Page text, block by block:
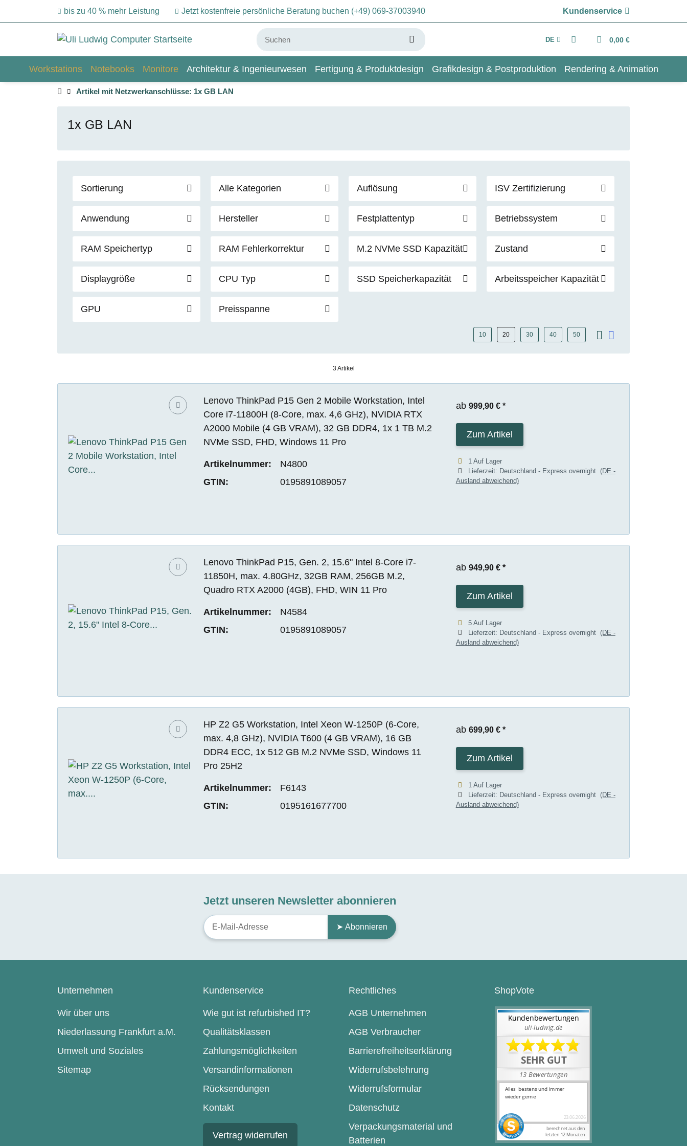
bis zu 40 % mehr Leistung Jetzt kostenfreie persönliche Beratung buchen (+49) 069-37003940 Kundenservice
DE 0,00 €
Workstations Notebooks Monitore Architektur & Ingenieurwesen Fertigung & Produktdesign Grafikdesign & Postproduktion Rendering & Animation
Artikel mit Netzwerkanschlüsse: 1x GB LAN
1x GB LAN
Sortierung Alle Kategorien Auflösung ISV Zertifizierung
Anwendung Hersteller Festplattentyp Betriebssystem
RAM Speichertyp RAM Fehlerkorrektur M.2 NVMe SSD Kapazität Zustand
Displaygröße CPU Typ SSD Speicherkapazität Arbeitsspeicher Kapazität
GPU Preisspanne
10 20 30 40 50
3 Artikel
Lenovo ThinkPad P15 Gen 2 Mobile Workstation, Intel
Core i7-11800H (8-Core, max. 4,6 GHz), NVIDIA RTX
A2000 Mobile (4 GB VRAM), 32 GB DDR4, 1x 1 TB M.2
NVMe SSD, FHD, Windows 11 Pro
Artikelnummer:
N4800
GTIN:
0195891089057
ab 999,90 € *
Zum Artikel
1 Auf Lager
Lieferzeit: Deutschland - Express overnight (DE -
Ausland abweichend)
Lenovo ThinkPad P15, Gen. 2, 15.6" Intel 8-Core i7-
11850H, max. 4.80GHz, 32GB RAM, 256GB M.2,
Quadro RTX A2000 (4GB), FHD, WIN 11 Pro
Artikelnummer:
N4584
GTIN:
0195891089057
ab 949,90 € *
Zum Artikel
5 Auf Lager
Lieferzeit: Deutschland - Express overnight (DE -
Ausland abweichend)
HP Z2 G5 Workstation, Intel Xeon W-1250P (6-Core,
max. 4,8 GHz), NVIDIA T600 (4 GB VRAM), 16 GB
DDR4 ECC, 1x 512 GB M.2 NVMe SSD, Windows 11
Pro 25H2
Artikelnummer:
F6143
GTIN:
0195161677700
ab 699,90 € *
Zum Artikel
1 Auf Lager
Lieferzeit: Deutschland - Express overnight (DE -
Ausland abweichend)
Jetzt unseren Newsletter abonnieren
➤ Abonnieren
Unternehmen
Wir über uns
Niederlassung Frankfurt a.M.
Umwelt und Soziales
Sitemap
Kundenservice
Wie gut ist refurbished IT?
Qualitätsklassen
Zahlungsmöglichkeiten
Versandinformationen
Rücksendungen
Kontakt
Vertrag widerrufen
Rechtliches
AGB Unternehmen
AGB Verbraucher
Barrierefreiheitserklärung
Widerrufsbelehrung
Widerrufsformular
Datenschutz
Verpackungsmaterial und
Batterien
ShopVote